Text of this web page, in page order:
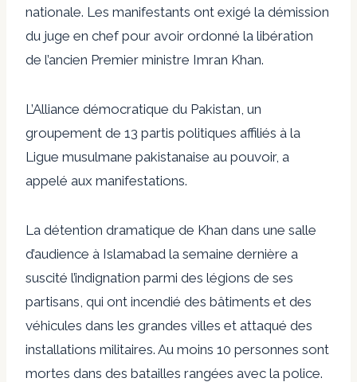
nationale. Les manifestants ont exigé la démission
du juge en chef pour avoir ordonné la libération
de l’ancien Premier ministre Imran Khan.
L’Alliance démocratique du Pakistan, un
groupement de 13 partis politiques affiliés à la
Ligue musulmane pakistanaise au pouvoir, a
appelé aux manifestations.
La détention dramatique de Khan dans une salle
d’audience à Islamabad la semaine dernière a
suscité l’indignation parmi des légions de ses
partisans, qui ont incendié des bâtiments et des
véhicules dans les grandes villes et attaqué des
installations militaires. Au moins 10 personnes sont
mortes dans des batailles rangées avec la police.